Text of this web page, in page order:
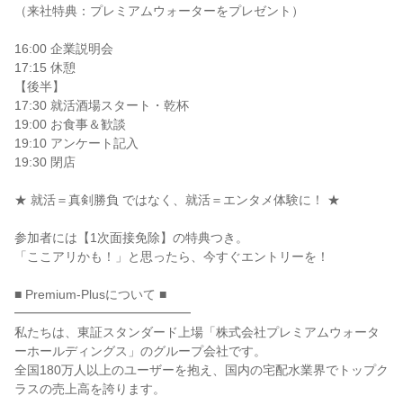
（来社特典：プレミアムウォーターをプレゼント）
16:00 企業説明会
17:15 休憩
【後半】
17:30 就活酒場スタート・乾杯
19:00 お食事＆歓談
19:10 アンケート記入
19:30 閉店
★ 就活＝真剣勝負 ではなく、就活＝エンタメ体験に！ ★
参加者には【1次面接免除】の特典つき。
「ここアリかも！」と思ったら、今すぐエントリーを！
■ Premium-Plusについて ■
━━━━━━━━━━━━━━
私たちは、東証スタンダード上場「株式会社プレミアムウォータ
ーホールディングス」のグループ会社です。
全国180万人以上のユーザーを抱え、国内の宅配水業界でトップク
ラスの売上高を誇ります。